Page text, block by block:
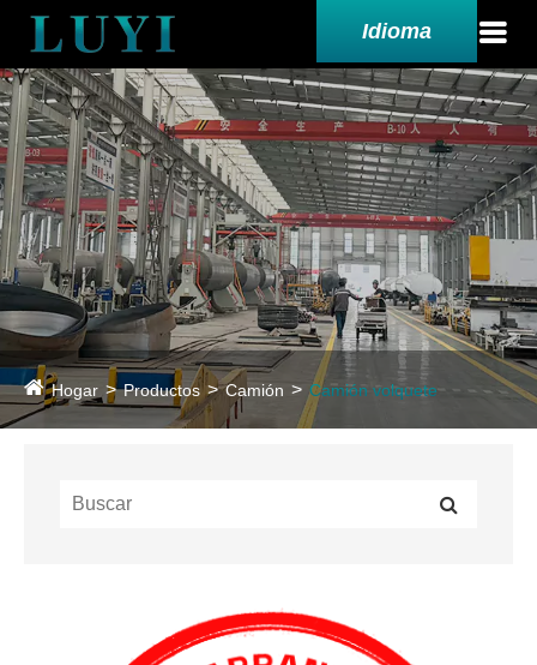
Idioma
Hogar Productos Camión Camión volquete